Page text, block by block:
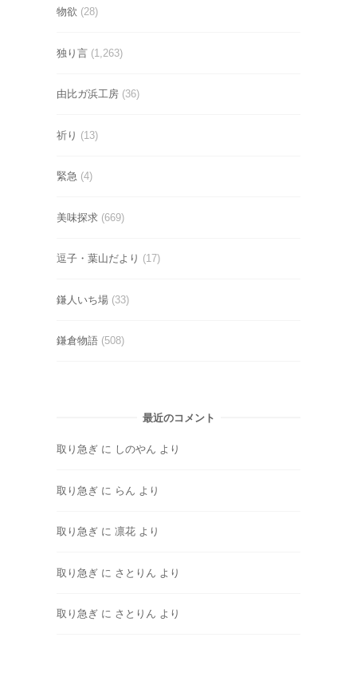
物欲 (28)
独り言 (1,263)
由比ガ浜工房 (36)
祈り (13)
緊急 (4)
美味探求 (669)
逗子・葉山だより (17)
鎌人いち場 (33)
鎌倉物語 (508)
最近のコメント
取り急ぎ に しのやん より
取り急ぎ に らん より
取り急ぎ に 凛花 より
取り急ぎ に さとりん より
取り急ぎ に さとりん より